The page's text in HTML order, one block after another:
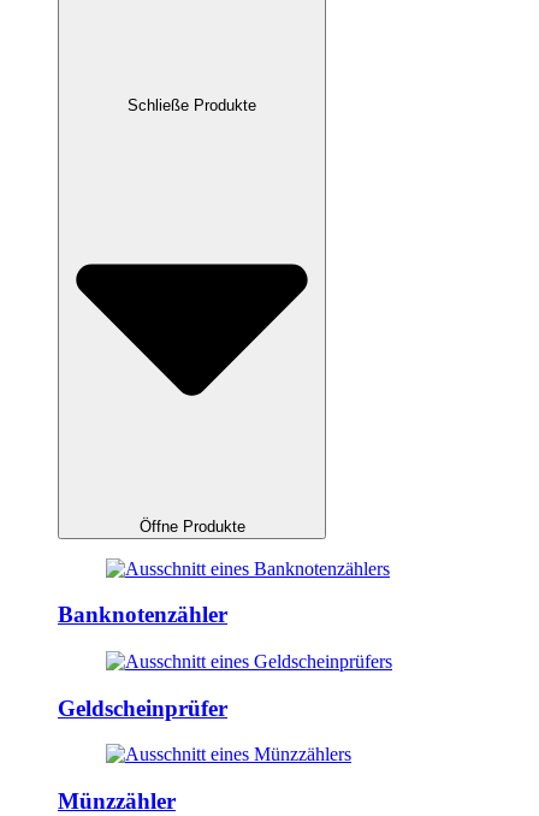
Schließe Produkte
Öffne Produkte
Banknotenzähler
Geldscheinprüfer
Münzzähler